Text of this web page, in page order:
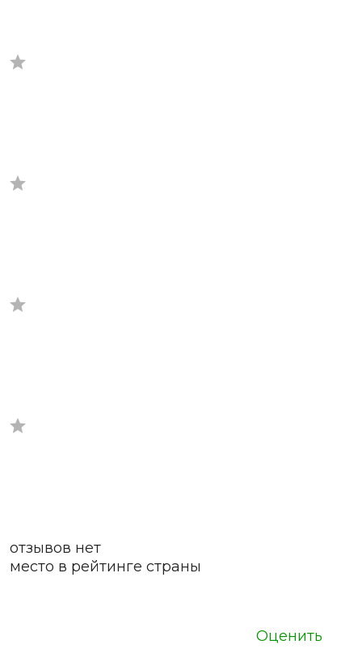
отзывов нет
место в рейтинге страны
Оценить